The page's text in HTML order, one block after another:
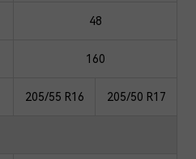
48
160
205/55 R16 205/50 R17